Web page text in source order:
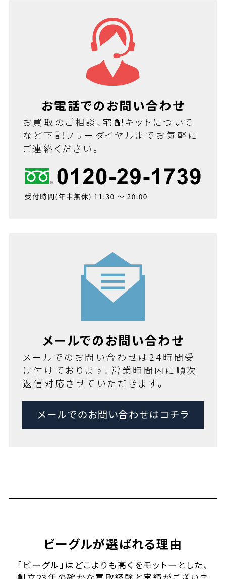
お電話でのお問い合わせ
お買取のご相談、宅配キットについて
など下記フリーダイヤルまでお気軽に
ご連絡ください。
メールでのお問い合わせ
メールでのお問い合わせは24時間受
け付けております。営業時間内に順次
返信対応させていただきます。
メールでのお問い合わせはコチラ
ビーグルが選ばれる理由
「ビーグル」はどこよりも高くをモットーとした、